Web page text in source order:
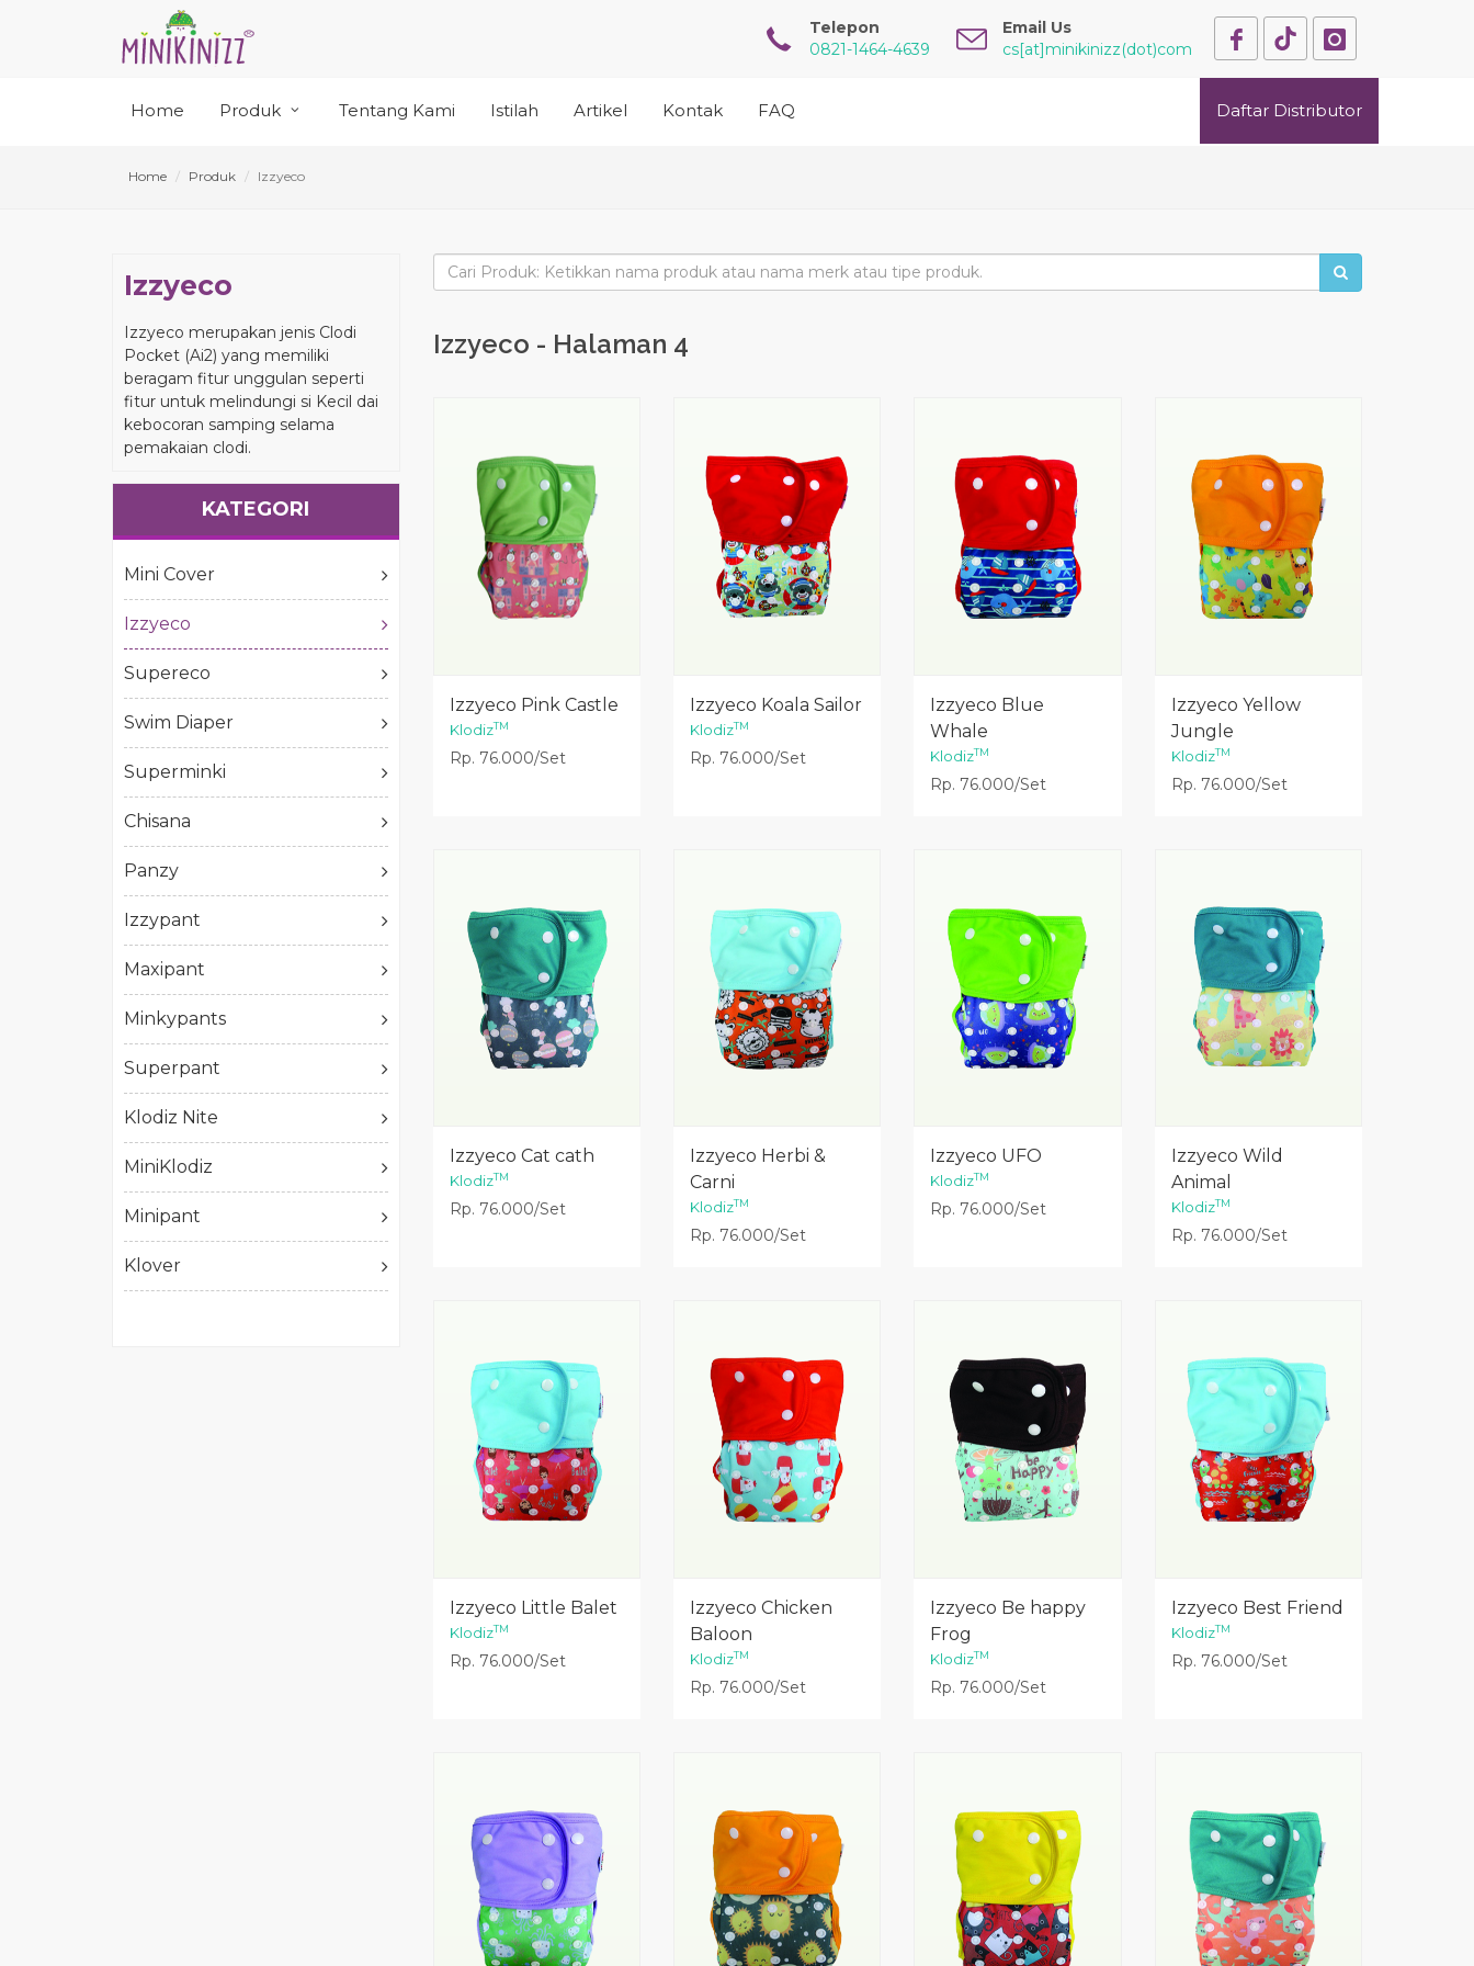
Telepon
0821-1464-4639
Email Us
cs[at]minikinizz(dot)com
Home Produk Tentang Kami Istilah Artikel Kontak FAQ Daftar Distributor
Home Produk Izzyeco
Izzyeco
Izzyeco merupakan jenis Clodi
Pocket (Ai2) yang memiliki
beragam fitur unggulan seperti
fitur untuk melindungi si Kecil dai
kebocoran samping selama
pemakaian clodi.
KATEGORI
Mini Cover
Izzyeco
Supereco
Swim Diaper
Superminki
Chisana
Panzy
Izzypant
Maxipant
Minkypants
Superpant
Klodiz Nite
MiniKlodiz
Minipant
Klover
Izzyeco - Halaman 4
Lihat Detail
Izzyeco Pink Castle
KlodizTM
Rp. 76.000/Set
Lihat Detail
Izzyeco Koala Sailor
KlodizTM
Rp. 76.000/Set
Lihat Detail
Izzyeco Blue
Whale
KlodizTM
Rp. 76.000/Set
Lihat Detail
Izzyeco Yellow
Jungle
KlodizTM
Rp. 76.000/Set
Lihat Detail
Izzyeco Cat cath
KlodizTM
Rp. 76.000/Set
Lihat Detail
Izzyeco Herbi &
Carni
KlodizTM
Rp. 76.000/Set
Lihat Detail
Izzyeco UFO
KlodizTM
Rp. 76.000/Set
Lihat Detail
Izzyeco Wild
Animal
KlodizTM
Rp. 76.000/Set
Lihat Detail
Izzyeco Little Balet
KlodizTM
Rp. 76.000/Set
Lihat Detail
Izzyeco Chicken
Baloon
KlodizTM
Rp. 76.000/Set
Lihat Detail
Izzyeco Be happy
Frog
KlodizTM
Rp. 76.000/Set
Lihat Detail
Izzyeco Best Friend
KlodizTM
Rp. 76.000/Set